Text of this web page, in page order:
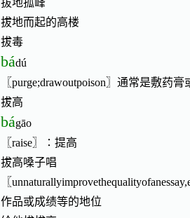
拔地孤峰
拔地而起的高楼
拔毒
bádú
〖purge;drawoutpoison〗通常是敷药
拔高
bágāo
〖raise〗∶提高
拔高嗓子唱
〖
作品或成绩等的地位